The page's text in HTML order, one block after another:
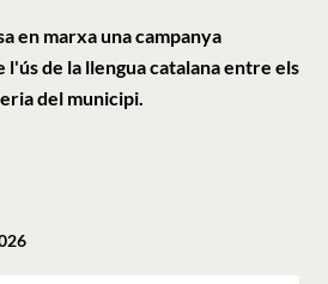
en marxa una campanya
de la llengua catalana entre els
del municipi.